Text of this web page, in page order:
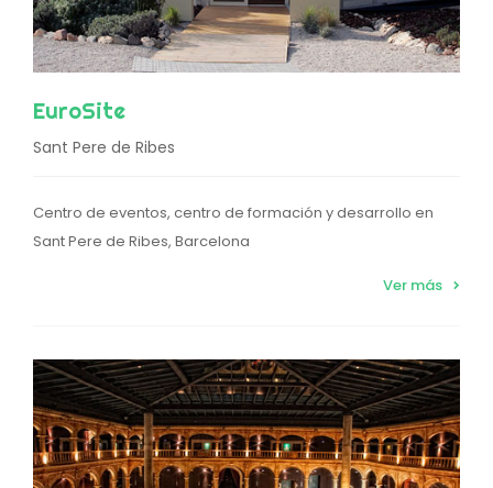
EuroSite
Sant Pere de Ribes
Centro de eventos, centro de formación y desarrollo en
Sant Pere de Ribes, Barcelona
Ver más